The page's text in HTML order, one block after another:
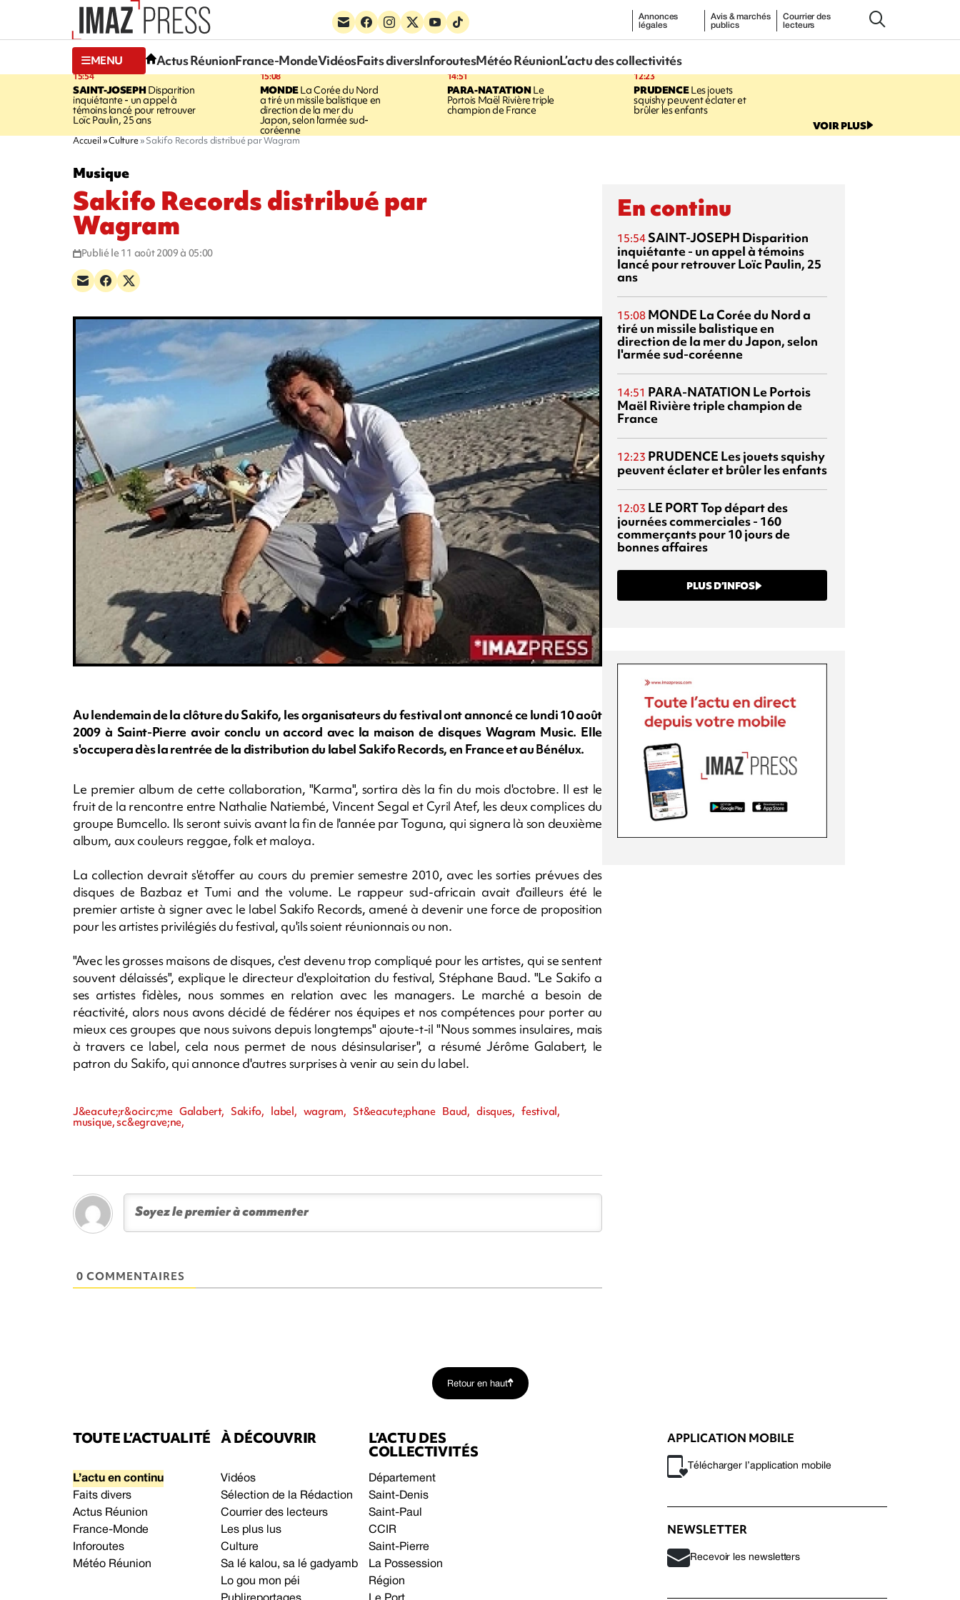
Annonces
légales
Avis & marchés
publics
Courrier des
lecteurs
MENU Actus RéunionFrance-MondeVidéosFaits diversInforoutesMétéo RéunionL’actu des collectivités
15:54
SAINT-JOSEPHDisparition
inquiétante - un appel à
témoins lancé pour retrouver
Loïc Paulin, 25 ans
15:08
MONDELa Corée du Nord
a tiré un missile balistique en
direction de la mer du
Japon, selon l'armée sud-
coréenne
14:51
PARA-NATATIONLe
Portois Maël Rivière triple
champion de France
12:23
PRUDENCELes jouets
squishy peuvent éclater et
brûler les enfants
VOIR PLUS
Accueil Culture Sakifo Records distribué par Wagram
Musique
Sakifo Records distribué par
Wagram
Publié le 11 août 2009 à 05:00
Au lendemain de la clôture du Sakifo, les organisateurs du festival ont annoncé ce lundi 10 août
2009 à Saint-Pierre avoir conclu un accord avec la maison de disques Wagram Music. Elle
s'occupera dès la rentrée de la distribution du label Sakifo Records, en France et au Bénélux.
Le premier album de cette collaboration, "Karma", sortira dès la fin du mois d'octobre. Il est le
fruit de la rencontre entre Nathalie Natiembé, Vincent Segal et Cyril Atef, les deux complices du
groupe Bumcello. Ils seront suivis avant la fin de l'année par Toguna, qui signera là son deuxième
album, aux couleurs reggae, folk et maloya.
La collection devrait s'étoffer au cours du premier semestre 2010, avec les sorties prévues des
disques de Bazbaz et Tumi and the volume. Le rappeur sud-africain avait d'ailleurs été le
premier artiste à signer avec le label Sakifo Records, amené à devenir une force de proposition
pour les artistes privilégiés du festival, qu'ils soient réunionnais ou non.
"Avec les grosses maisons de disques, c'est devenu trop compliqué pour les artistes, qui se sentent
souvent délaissés", explique le directeur d'exploitation du festival, Stéphane Baud. "Le Sakifo a
ses artistes fidèles, nous sommes en relation avec les managers. Le marché a besoin de
réactivité, alors nous avons décidé de fédérer nos équipes et nos compétences pour porter au
mieux ces groupes que nous suivons depuis longtemps" ajoute-t-il "Nous sommes insulaires, mais
à travers ce label, cela nous permet de nous désinsulariser", a résumé Jérôme Galabert, le
patron du Sakifo, qui annonce d'autres surprises à venir au sein du label.
J&eacute;r&ocirc;me Galabert, Sakifo, label, wagram, St&eacute;phane Baud, disques, festival,
musique, sc&egrave;ne,
0 COMMENTAIRES
En continu
15:54 SAINT-JOSEPH Disparition
inquiétante - un appel à témoins
lancé pour retrouver Loïc Paulin, 25
ans
15:08 MONDE La Corée du Nord a
tiré un missile balistique en
direction de la mer du Japon, selon
l'armée sud-coréenne
14:51 PARA-NATATION Le Portois
Maël Rivière triple champion de
France
12:23 PRUDENCE Les jouets squishy
peuvent éclater et brûler les enfants
12:03 LE PORTTop départ des
journées commerciales - 160
commerçants pour 10 jours de
bonnes affaires
PLUS D’INFOS
Retour en haut
TOUTE L’ACTUALITÉ
L’actu en continu
Faits divers
Actus Réunion
France-Monde
Inforoutes
Météo Réunion
À DÉCOUVRIR
Vidéos
Sélection de la Rédaction
Courrier des lecteurs
Les plus lus
Culture
Sa lé kalou, sa lé gadyamb
Lo gou mon péi
L’ACTU DES
COLLECTIVITÉS
Département
Saint-Denis
Saint-Paul
CCIR
Saint-Pierre
La Possession
Région
APPLICATION MOBILE
Télécharger l’application mobile
NEWSLETTER
Recevoir les newsletters